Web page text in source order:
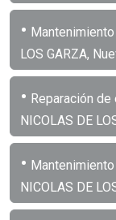
•
LOS GARZA,
• Reparación
NICOLAS DE
•
NICOLAS DE